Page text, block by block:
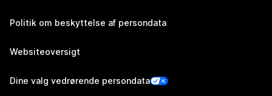
Politik om beskyttelse af persondata
Websiteoversigt
Dine valg vedrørende persondata